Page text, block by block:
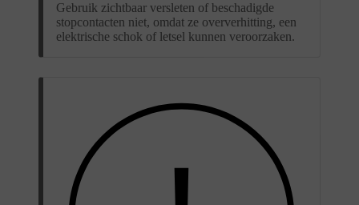
Gebruik zichtbaar versleten of beschadigde
stopcontacten niet, omdat ze oververhitting, een
elektrische schok of letsel kunnen veroorzaken.